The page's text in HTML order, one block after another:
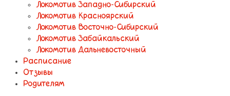
Локомотив Западно-Сибирский
Локомотив Красноярский
Локомотив Восточно-Сибирский
Локомотив Забайкальский
Локомотив Дальневосточный
Расписание
Отзывы
Родителям